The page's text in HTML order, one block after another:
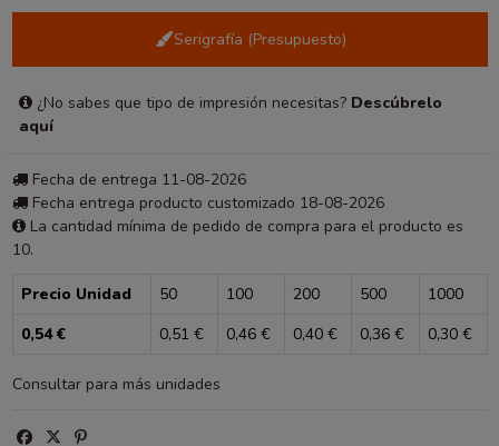
Serigrafía (Presupuesto)
¿No sabes que tipo de impresión necesitas?Descúbrelo
aquí
Fecha de entrega 11-08-2026
Fecha entrega producto customizado 18-08-2026
La cantidad mínima de pedido de compra para el producto es
10.
Precio Unidad 50 100 200 500
1000
0,54 €
0,51 € 0,46 € 0,40 € 0,36 € 0,30 €
Consultar para más unidades